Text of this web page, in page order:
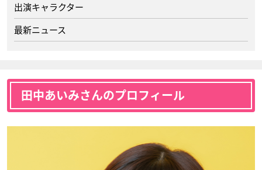
出演キャラクター
最新ニュース
田中あいみさんのプロフィール